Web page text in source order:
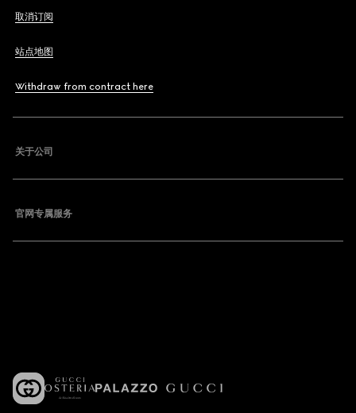
取消订阅
站点地图
Withdraw from contract here
关于公司
官网专属服务